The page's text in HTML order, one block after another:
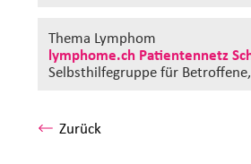
Thema Lymphom
lymphome.ch Patientennetz
Selbsthilfegruppefür
Zurück